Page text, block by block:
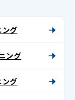
ング
ング
ング